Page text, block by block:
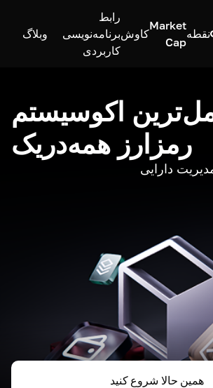
نقطه
Market
Cap
کاوش
رابط
برنامه‌نویسی
کاربردی
وبلاگ
اکوسیستم
رمزارز همه‌در‌یک
دارایی
همین حالا شروع کنید